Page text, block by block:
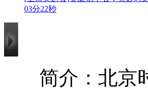
03分22秒
简介：北京